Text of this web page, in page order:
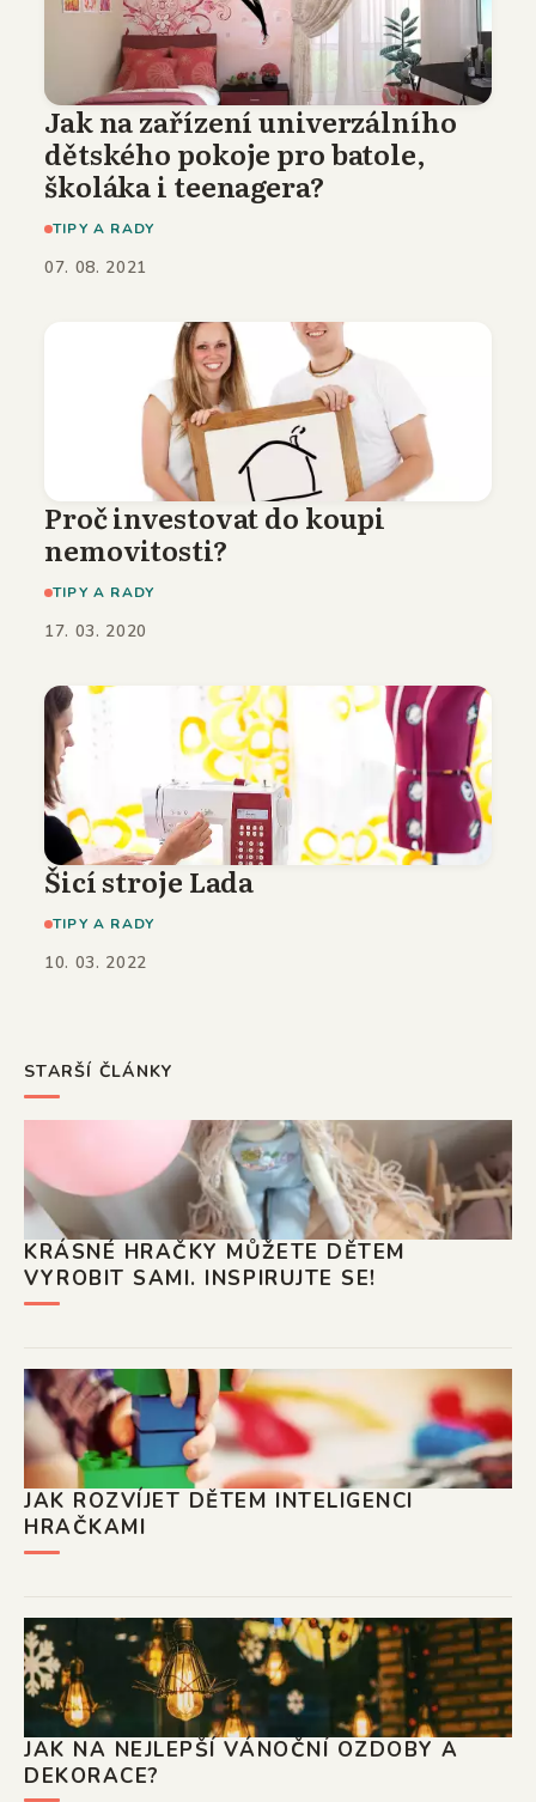
Jak na zařízení univerzálního
dětského pokoje pro batole,
školáka i teenagera?
TIPY A RADY
07. 08. 2021
Proč investovat do koupi
nemovitosti?
TIPY A RADY
17. 03. 2020
Šicí stroje Lada
TIPY A RADY
10. 03. 2022
STARŠÍ ČLÁNKY
KRÁSNÉ HRAČKY MŮŽETE DĚTEM
VYROBIT SAMI. INSPIRUJTE SE!
JAK ROZVÍJET DĚTEM INTELIGENCI
HRAČKAMI
JAK NA NEJLEPŠÍ VÁNOČNÍ OZDOBY A
DEKORACE?